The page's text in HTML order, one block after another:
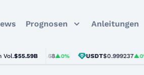
Prognosen Anleitungen
Vol.$55.59B
$1,876.68▲0% USDT$0.999237▲0%